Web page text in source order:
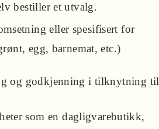
bestiller et utvalg.
eller spesifisert for
egg, barnemat, etc.)
og godkjenning i tilknytning til
som en dagligvarebutikk,